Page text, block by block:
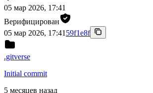
05 мар 2026, 17:41
Верифицирован
05 мар 2026, 17:41 59f1e8f
.gitverse
Initial commit
5 месяцев назад